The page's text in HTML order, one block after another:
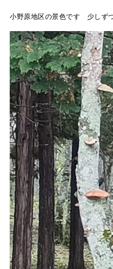
小野原地区の景色です 少しず